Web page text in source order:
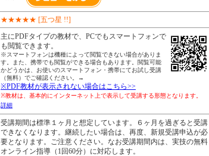
★★★★★ [五つ星 !!]
主にPDFタイプの教材で、PCでもスマートフォンで
も閲覧できます。
※スマートフォンは機種によって閲覧できない場合がありま
す。また、携帯でも閲覧ができる場合もあります。閲覧可能
かどうかは、お使いのスマートフォン・携帯にてお試し受講
（無料）でご確認ください。→
※PDF教材が表示されない場合はこちら>>
※教材は、基本的にインターネット上で表示して受講する形態となります。
詳細
受講期間は標準１ヶ月と想定しています。６ヶ月を過ぎると受講
できなくなります。継続したい場合は、再度、新規受講申込が必
要となります。ご注意ください。なお受講期間内は、実技の無料
オンライン指導（1回60分）に対応します。